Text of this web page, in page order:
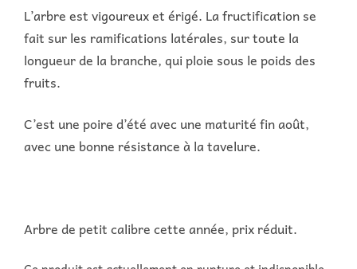
L’arbre est vigoureux et érigé. La fructification se
fait sur les ramifications latérales, sur toute la
longueur de la branche, qui ploie sous le poids des
fruits.
C’est une poire d’été avec une maturité fin août,
avec une bonne résistance à la tavelure.
Arbre de petit calibre cette année, prix réduit.